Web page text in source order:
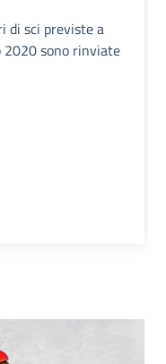
di sci previste a
2020 sono rinviate